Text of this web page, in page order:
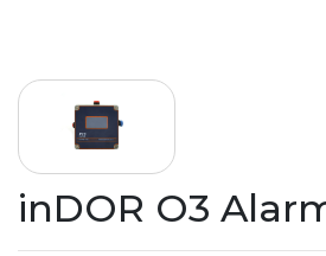
inDOR O3